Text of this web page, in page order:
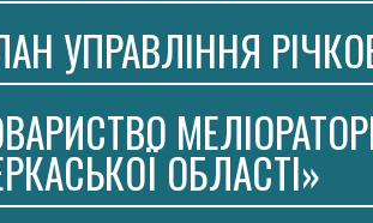
УПРАВЛІННЯ
ОБЛАСТІ»